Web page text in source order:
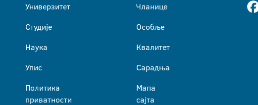
Универзитет
Студије
Наука
Упис
Политика
приватности
Чланице
Особље
Квалитет
Сарадња
Мапа
сајта